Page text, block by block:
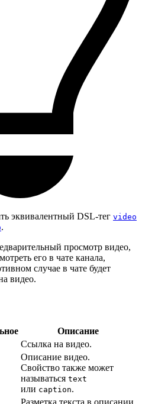
эквивалентный DSL-тег video
.
просмотр видео,
его в чате канала,
случае в чате будет
видео.
Описание
Ссылка на видео.
Описание видео.
Свойство также может
называться text
или caption.
Разметка текста в описании